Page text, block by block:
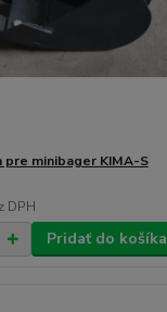
pre minibager KIMA-S
DPH
Pridať do košíka